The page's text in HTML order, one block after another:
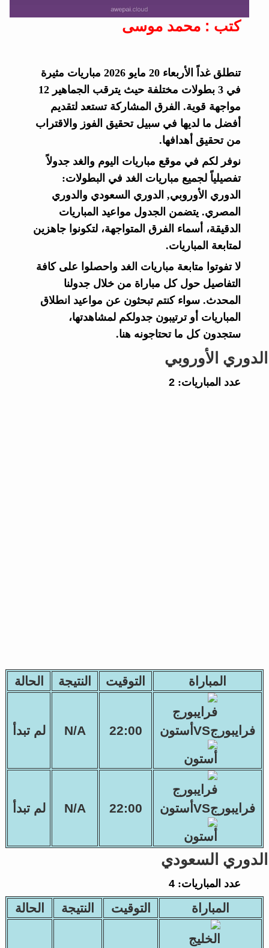
كتب : محمد موسى
تنطلق غداً الأربعاء 20 مايو 2026 مباريات مثيرة
في 3 بطولات مختلفة حيث يترقب الجماهير 12
مواجهة قوية. الفرق المشاركة تستعد لتقديم
أفضل ما لديها في سبيل تحقيق الفوز والاقتراب
من تحقيق أهدافها.
نوفر لكم في موقع مباريات اليوم والغد جدولاً
تفصيلياً لجميع مباريات الغد في البطولات:
الدوري الأوروبي, الدوري السعودي والدوري
المصري. يتضمن الجدول مواعيد المباريات
الدقيقة، أسماء الفرق المتواجهة، لتكونوا جاهزين
لمتابعة المباريات.
لا تفوتوا متابعة مباريات الغد واحصلوا على كافة
التفاصيل حول كل مباراة من خلال جدولنا
المحدث. سواء كنتم تبحثون عن مواعيد انطلاق
المباريات أو ترتيبون جدولكم لمشاهدتها،
ستجدون كل ما تحتاجونه هنا.
الدوري الأوروبي
عدد المباريات:2
المباراة التوقيت النتيجة الحالة
فرايبورجVSأستون 22:00
N/A لم تبدأ
فرايبورجVSأستون 22:00
N/A لم تبدأ
الدوري السعودي
عدد المباريات:4
المباراة التوقيت النتيجة الحالة